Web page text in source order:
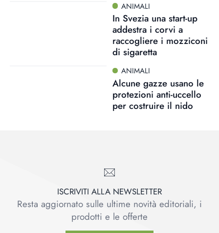
ANIMALI
In Svezia una start-up
addestra i corvi a
raccogliere i mozziconi
di sigaretta
ANIMALI
Alcune gazze usano le
protezioni anti-uccello
per costruire il nido
ISCRIVITI ALLA NEWSLETTER
Resta aggiornato sulle ultime novità editoriali, i
prodotti e le offerte